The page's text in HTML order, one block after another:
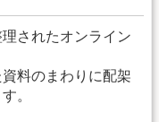
されたオンライン
料のまわりに配架
。